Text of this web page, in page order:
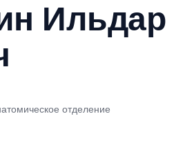
Ильдар
отделение